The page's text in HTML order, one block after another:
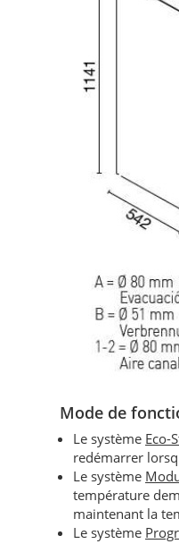
Mode de
Le système Eco-
redémarrer
Le système
température
maintenant la
Le système